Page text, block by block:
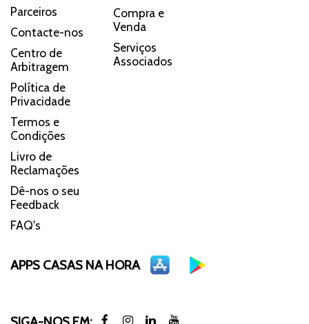
Parceiros
Contacte-nos
Centro de
Arbitragem
Política de
Privacidade
Termos e
Condições
Livro de
Reclamações
Dê-nos o seu
Feedback
FAQ's
Compra e
Venda
Serviços
Associados
APPS CASAS NA HORA